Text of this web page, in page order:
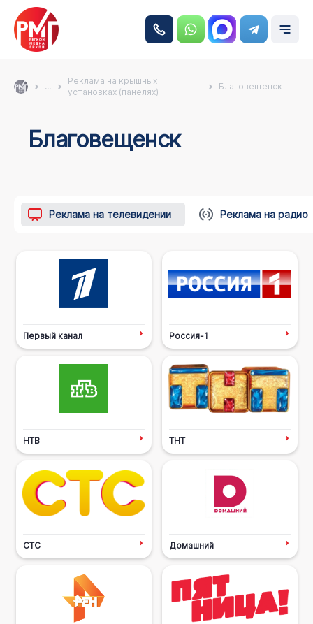
...
Реклама на крышных
установках (панелях)
Благовещенск
Благовещенск
Реклама на телевидении Реклама на радио
Первый канал Россия-1
НТВ ТНТ
СТС Домашний